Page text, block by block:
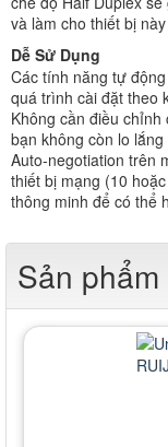
và làm cho thiết bị
Dễ Sử Dụng
Các tính năng tự
quá trình cài đặt theo
Không cần điều
bạn không còn lo
Auto-negotiation trên
thiết bị mạng (10
thông minh để có thể
Sản